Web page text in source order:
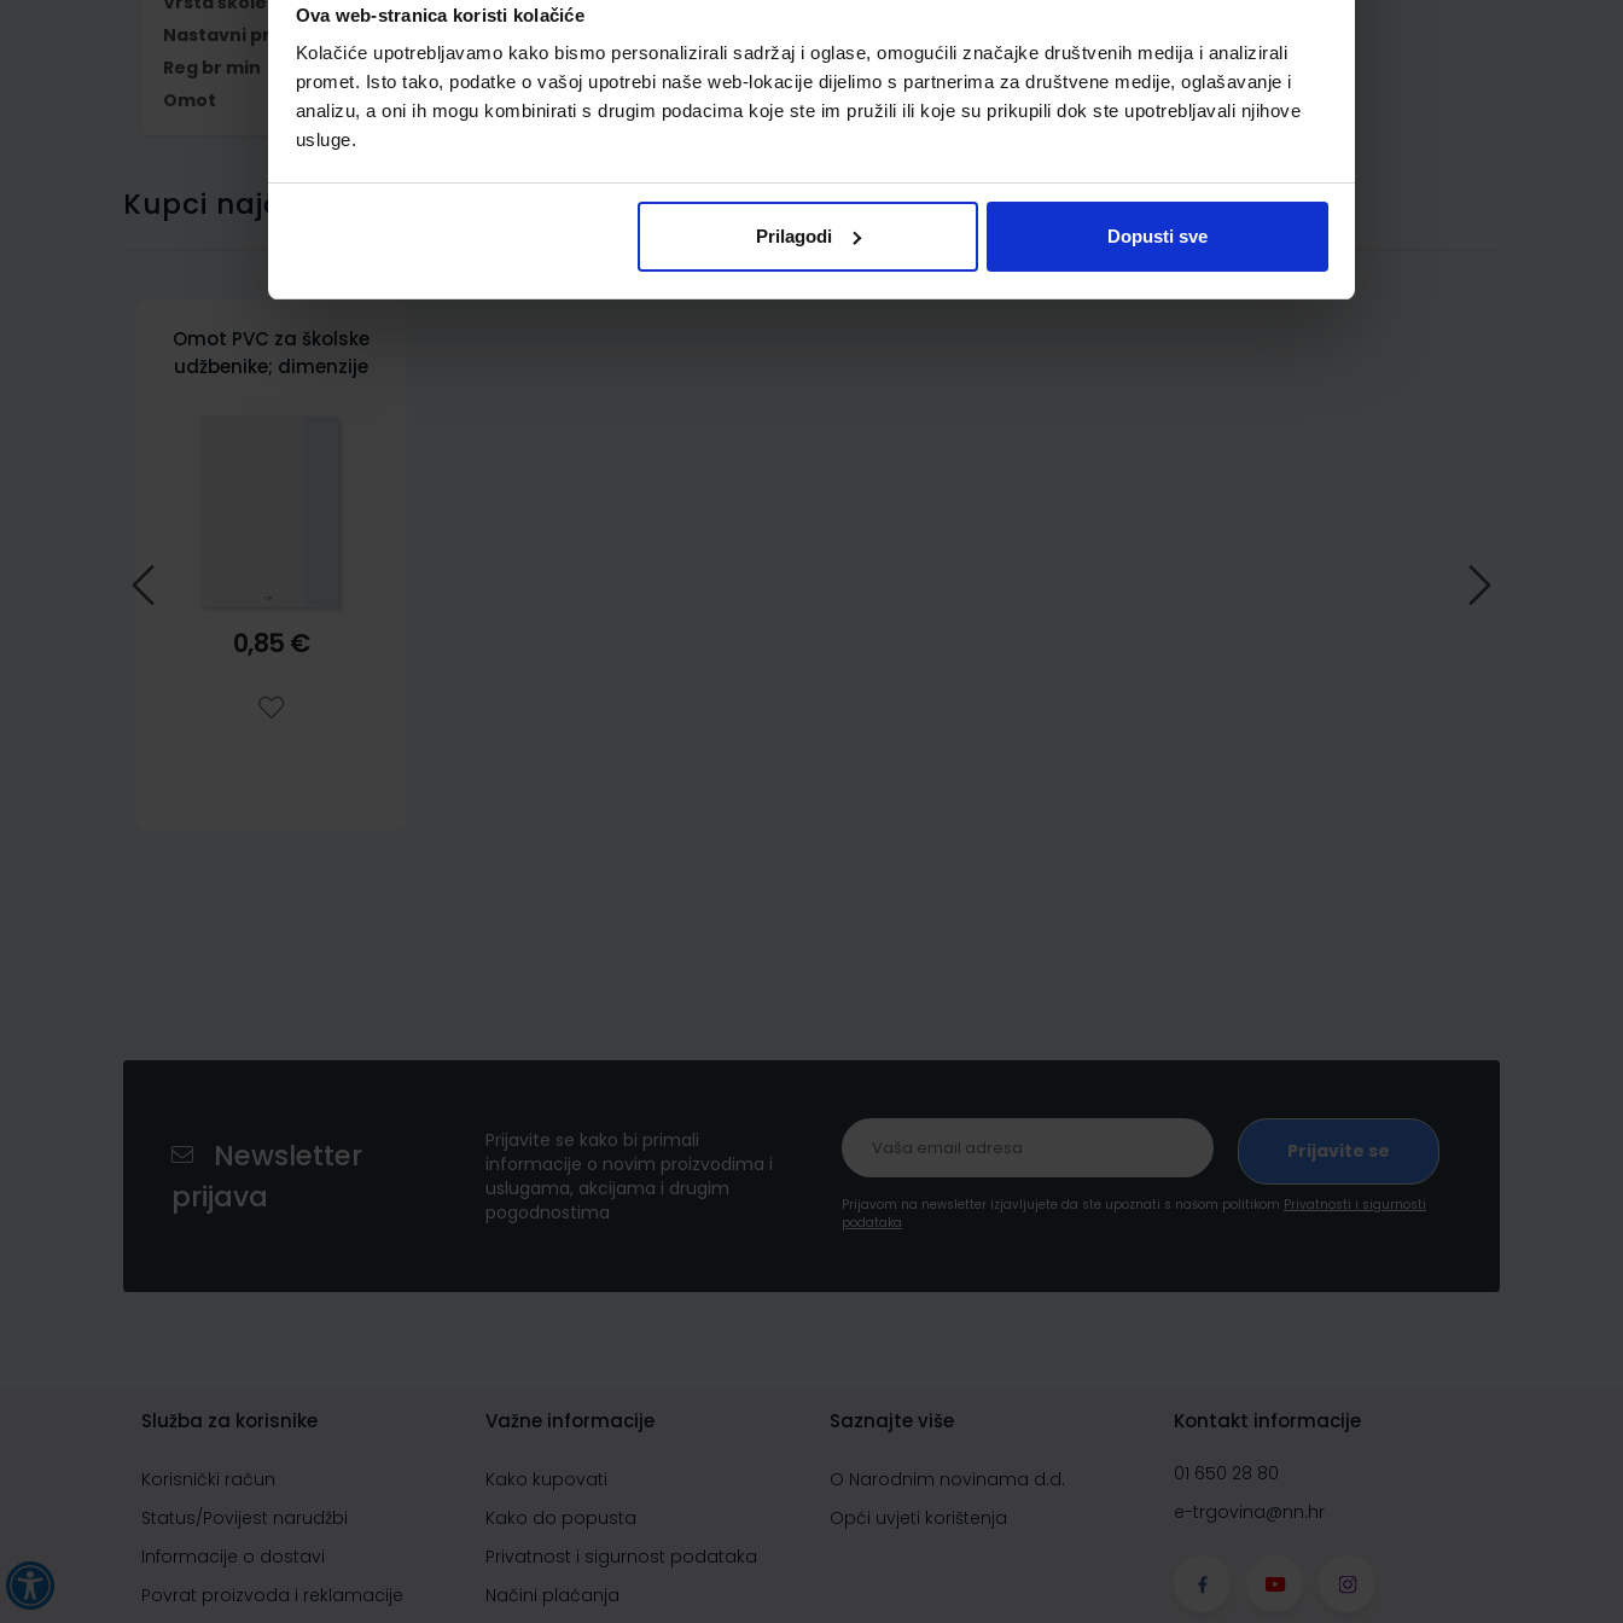
Ova web-stranica koristi kolačiće
Kolačiće upotrebljavamo kako bismo personalizirali sadržaj i oglase, omogućili značajke društvenih medija i analizirali
promet. Isto tako, podatke o vašoj upotrebi naše web-lokacije dijelimo s partnerima za društvene medije, oglašavanje i
analizu, a oni ih mogu kombinirati s drugim podacima koje ste im pružili ili koje su prikupili dok ste upotrebljavali njihove
usluge.
Prilagodi Dopusti sve
Nastavni predmet
Reg br min
6772-DOM
Omot
500178
Kupci najčešće biraju..
Omot PVC za školske
udžbenike; dimenzije
0,85 €
Newsletter
prijava
Prijavite se kako bi primali
informacije o novim proizvodima i
uslugama, akcijama i drugim
pogodnostima
Prijavom na newsletter izjavljujete da ste upoznati s našom politikom Privatnosti i sigurnosti
podataka
Služba za korisnike
Korisnički račun
Status/Povijest narudžbi
Informacije o dostavi
Povrat proizvoda i reklamacije
Važne informacije
Kako kupovati
Kako do popusta
Privatnost i sigurnost podataka
Načini plaćanja
Saznajte više
O Narodnim novinama d.d.
Opći uvjeti korištenja
Kontakt informacije
01 650 28 80
e-trgovina@nn.hr